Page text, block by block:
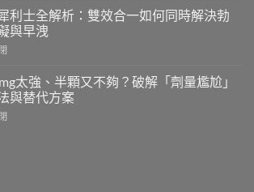
利士全解析：雙效合一如何同時解決勃
與早洩
太強、半顆又不夠？破解「劑量尷尬」
與替代方案